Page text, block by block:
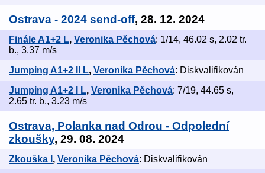
Ostrava - 2024 send-off, 28. 12. 2024
Finále A1+2 L, Veronika Pěchová: 1/14, 46.02 s, 2.02 tr.
b., 3.37 m/s
Jumping A1+2 II L, Veronika Pěchová: Diskvalifikován
Jumping A1+2 I L, Veronika Pěchová: 7/19, 44.65 s,
2.65 tr. b., 3.23 m/s
Ostrava, Polanka nad Odrou - Odpolední
zkoušky, 29. 08. 2024
Zkouška I , Veronika Pěchová: Diskvalifikován